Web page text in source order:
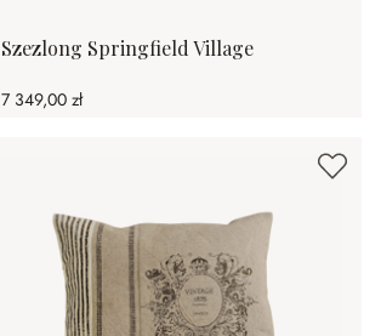
Szezlong Springfield Village
7 349,00 zł